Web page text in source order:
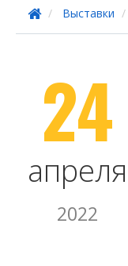
Выставки
24
апреля
2022